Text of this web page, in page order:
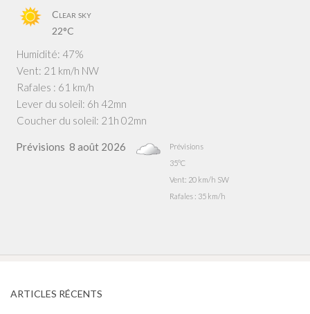
Clear sky
22°C
Humidité: 47%
Vent: 21 km/h NW
Rafales : 61 km/h
Lever du soleil: 6h 42mn
Coucher du soleil: 21h 02mn
Prévisions 8 août 2026
Prévisions
35°C
Vent: 20 km/h SW
Rafales : 35 km/h
ARTICLES RÉCENTS